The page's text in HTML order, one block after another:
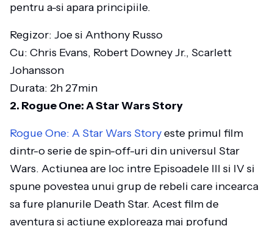
pentru a-si apara principiile.
Regizor: Joe si Anthony Russo
Cu: Chris Evans, Robert Downey Jr., Scarlett
Johansson
Durata: 2h 27min
2. Rogue One: A Star Wars Story
Rogue One: A Star Wars Storyeste primul film
dintr-o serie de spin-off-uri din universul Star
Wars. Actiunea are loc intre Episoadele III si IV si
spune povestea unui grup de rebeli care incearca
sa fure planurile Death Star. Acest film de
aventura si actiune exploreaza mai profund